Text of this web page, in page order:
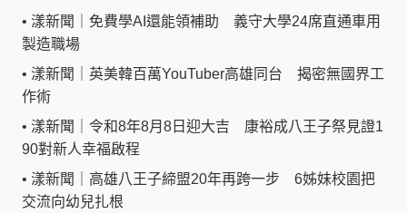
• 漾新聞｜免費學AI還能領補助 義守大學24席直通車用
製造職場
• 漾新聞｜英美韓百萬YouTuber高雄同台 揭密無國界工
作術
• 漾新聞｜令和8年8月8日迎大吉 康裕成八王子祭見證1
90對新人幸福啟程
• 漾新聞｜高雄八王子締盟20年再跨一步 6姊妹校園把
交流向幼兒扎根